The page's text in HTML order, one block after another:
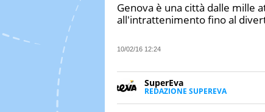
Genova è una città dalle mille
all'intrattenimento fino al
10/02/16 12:24
SuperEva
REDAZIONE SUPEREVA
SuperEva è il magazine di